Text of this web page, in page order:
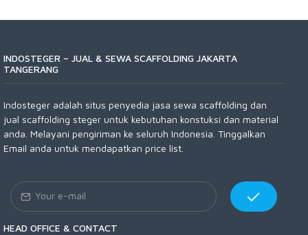
INDOSTEGER – JUAL & SEWA SCAFFOLDING JAKARTA
TANGERANG
Indosteger adalah situs penyedia jasa sewa scaffolding dan
jual scaffolding steger untuk kebutuhan konstuksi dan material
anda. Melayani pengiriman ke seluruh Indonesia. Tinggalkan
Email anda untuk mendapatkan price list.
HEAD OFFICE & CONTACT